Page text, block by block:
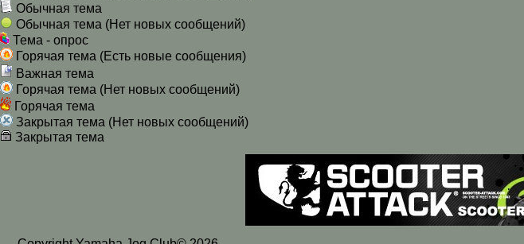
Обычная тема
Обычная тема (Нет новых сообщений)
Тема - опрос
Горячая тема (Есть новые сообщения)
Важная тема
Горячая тема (Нет новых сообщений)
Горячая тема
Закрытая тема (Нет новых сообщений)
Закрытая тема